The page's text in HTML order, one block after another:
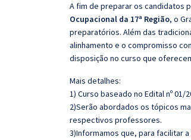
A fim de preparar os candidatos
Ocupacional da 17ª Região, o
preparatórios. Além das
alinhamento e o compromisso
disposição no curso que
Mais detalhes:
1) Curso baseado no Edital nº 01/
2)Serão abordados os tópicos
respectivos professores.
3)Informamos que, para facilitar